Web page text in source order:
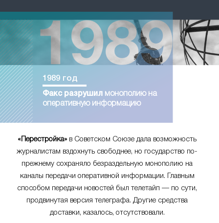
1989 год
Факс разрушил
монополию на
оперативную информацию
«Перестройка»в Советском Союзе дала возможность
журналистам вздохнуть свободнее, но государство по-
прежнему сохраняло безраздельную монополию на
каналы передачи оперативной информации. Главным
способом передачи новостей был телетайп — по сути,
продвинутая версия телеграфа. Другие средства
доставки, казалось, отсутствовали.